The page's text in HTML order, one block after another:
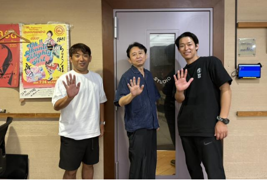
◆世界で戦うために必要な“個”の力
藤木：今回、日本代表はケガ人が続出しましたが、それでも
あの戦いができたというのは、選手層も相当厚くなったとい
うことでしょうか？
福田：そうですね。選手層は厚くなっているし、森保監督の
「誰が出ても同じような戦いができる準備をしてきた」とい
う言葉がその通りであることを、グループステージで証明で
きていたと思います。でも、そこから上に行くためには、や
っぱり“個の力”が必要だったかなと感じています。
世界で見ても、日本だけでなく主力の選手がケガする国は
これに対して、カミムラは「ぐりんぴーすさんが言っている
のは、1～2年目の芸人の子たちだと思うんですけど……たぶ
ん、その子たちは本当に挨拶していないと思います」と苦笑
い。有吉が「なんでなの？」と尋ねると、カミムラは「こん
なことを言うのもあれですけど、（ぐりんぴーすさんが）ど
ういう先輩か分かっていないんだと思います」と正直に語り
ます。
それを受け、有吉は「でもさ、この世界に入ったら俺だって
（若手の頃は）誰か分からない人にも一応挨拶するじゃな
い？ 何があるか分からないからさ」と持論を語ります。その
意見にカミムラも納得しつつも、「ちゃんと挨拶をしない人
間は時代的に増えていますね」とリアルな実情を明かしま